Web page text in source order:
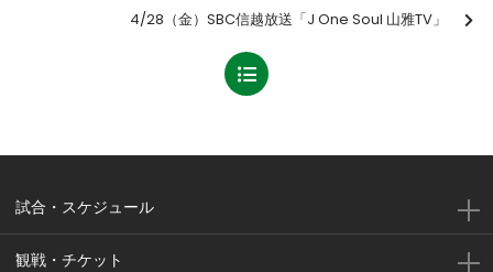
4/28（金）SBC信越放送「J One Soul 山雅TV」
試合・スケジュール
観戦・チケット